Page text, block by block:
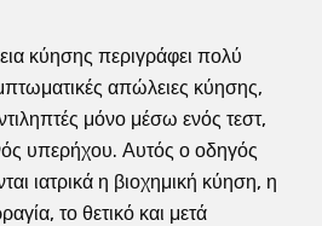
κύησης περιγράφει πολύ
απώλειες κύησης,
μόνο μέσω ενός τεστ,
υπερήχου. Αυτός ο οδηγός
ιατρικά η βιοχημική κύηση, η
το θετικό και μετά